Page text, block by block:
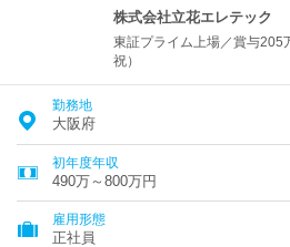
株式会社立花エレテック
東証プライム上場／賞与205
祝）
勤務地
大阪府
初年度年収
490万～800万円
雇用形態
正社員